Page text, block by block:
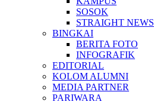
SOSOK
STRAIGHT NEWS
BINGKAI
BERITA FOTO
INFOGRAFIK
EDITORIAL
KOLOM ALUMNI
MEDIA PARTNER
PARIWARA